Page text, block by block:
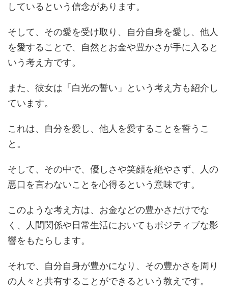
しているという信念があります。
そして、その愛を受け取り、自分自身を愛し、他人
を愛することで、自然とお金や豊かさが手に入ると
いう考え方です。
また、彼女は「白光の誓い」という考え方も紹介し
ています。
これは、自分を愛し、他人を愛することを誓うこ
と。
そして、その中で、優しさや笑顔を絶やさず、人の
悪口を言わないことを心得るという意味です。
このような考え方は、お金などの豊かさだけでな
く、人間関係や日常生活においてもポジティブな影
響をもたらします。
それで、自分自身が豊かになり、その豊かさを周り
の人々と共有することができるという教えです。